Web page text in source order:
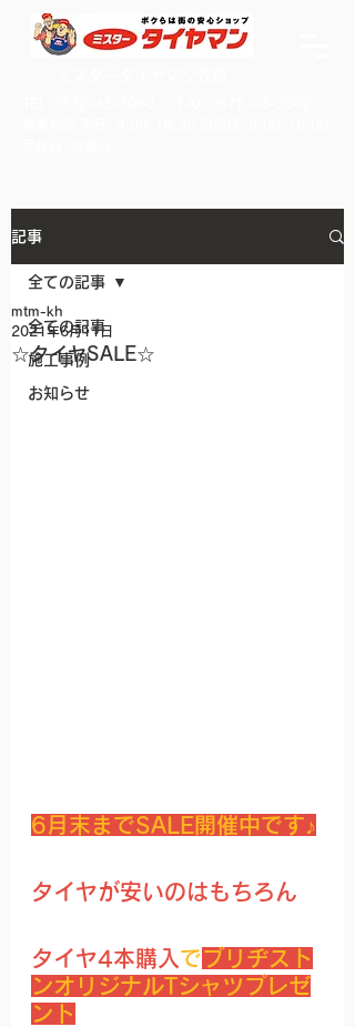
記事
全ての記事
施工事例
お知らせ
全ての記事
☆タイヤSALE☆
mtm-kh
2021年6月11日
6月末までSALE開催中です♪
タイヤが安いのはもちろん
タイヤ4本購入 でブリヂスト
ンオリジナルTシャツプレゼ
ント